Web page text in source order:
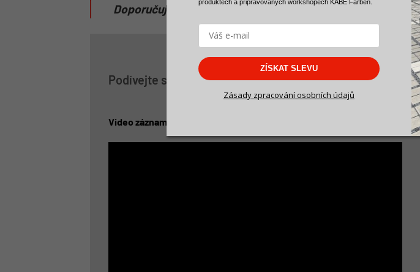
Doporučujeme si doma udělat zkušební vzorek!
Podívejte se na videa aplikace betonové stěrky
Video záznam z workshopu
produktech a připravovaných workshopech KABE Farben.
ZÍSKAT SLEVU
Zásady zpracování osobních údajů